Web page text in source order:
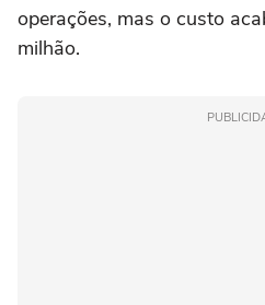
operações, mas o custo
milhão.